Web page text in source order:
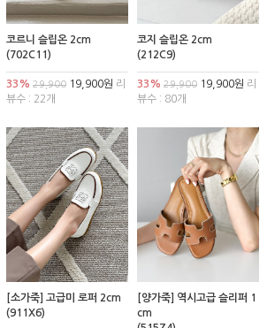
코르니 슬립온 2cm
(702C11)
33% 29,900 19,900원 리
뷰수 : 22개
코지 슬립온 2cm
(212C9)
33% 29,90019,900원 리
뷰수 : 80개
[소가죽] 고급미 로퍼 2cm
(911X6)
[양가죽] 역시고급 슬리퍼 1
cm